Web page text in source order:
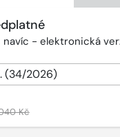
navíc - elektronická
Kč